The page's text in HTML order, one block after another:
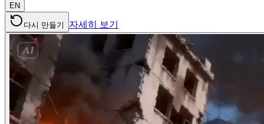
EN
다시 만들기 자세히 보기